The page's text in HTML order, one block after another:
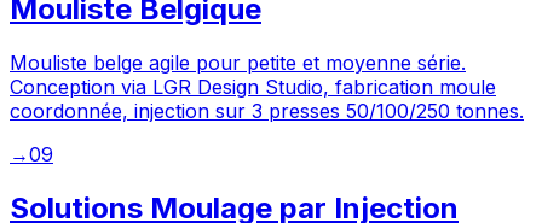
Mouliste Belgique
Mouliste belge agile pour petite et moyenne série.
Conception via LGR Design Studio, fabrication moule
coordonnée, injection sur 3 presses 50/100/250 tonnes.
→09
Solutions Moulage par Injection